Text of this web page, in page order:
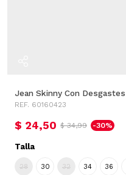
Jean Skinny Con Desgastes
REF. 60160423
$ 24,50 $ 34,99 -30%
Talla
28 30 32 34 36